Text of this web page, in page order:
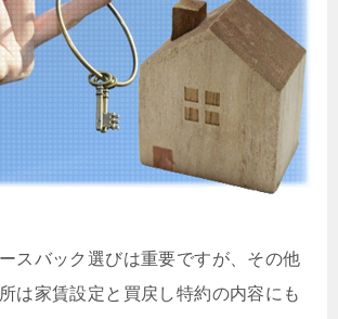
スバック選びは重要ですが、その他
は家賃設定と買戻し特約の内容にも